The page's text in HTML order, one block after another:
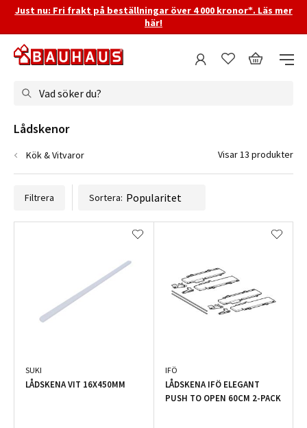
Just nu: Fri frakt på beställningar över 4 000 kronor*. Läs mer
här!
Vad söker du?
Filtrera Sortera:
SUKI
LÅDSKENA VIT 16X450MM
IFÖ
LÅDSKENA IFÖ ELEGANT
PUSH TO OPEN 60CM 2-PACK
Lådskenor
Kök & Vitvaror Visar 13 produkter